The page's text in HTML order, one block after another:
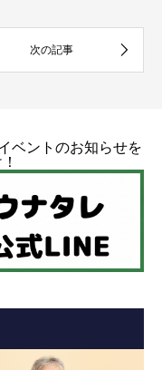
ベントのお知らせを